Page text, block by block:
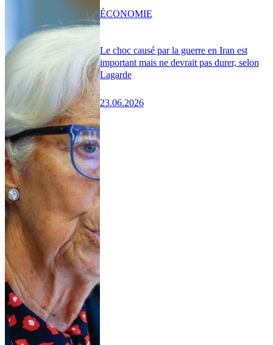
Le choc causé par la guerre en Iran est
important mais ne devrait pas durer, selon
Lagarde
23.06.2026
ÉCONOMIE